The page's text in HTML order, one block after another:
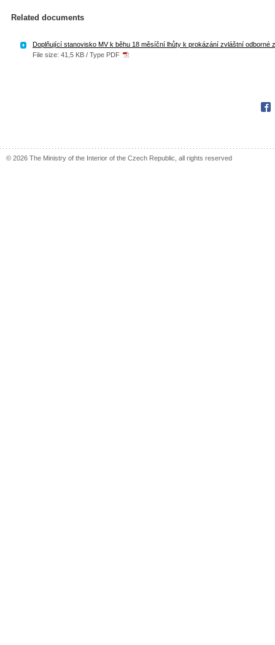
Related documents
Doplňující stanovisko MV k běhu 18 měsíční lhůty k prokázání zvláštní odborné
File size: 41,5 KB / Type PDF
© 2026 The Ministry of the Interior of the Czech Republic, all rights reserved